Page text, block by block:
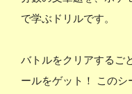
で学ぶドリルです。
バトルをクリアするご
ールをゲット！ この